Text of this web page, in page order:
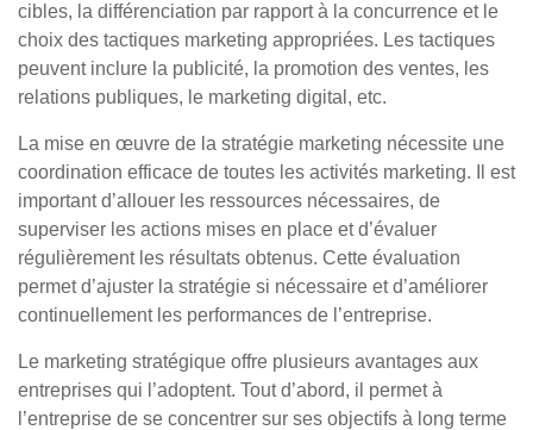
cibles, la différenciation par rapport à la concurrence et le
choix des tactiques marketing appropriées. Les tactiques
peuvent inclure la publicité, la promotion des ventes, les
relations publiques, le marketing digital, etc.
La mise en œuvre de la stratégie marketing nécessite une
coordination efficace de toutes les activités marketing. Il est
important d’allouer les ressources nécessaires, de
superviser les actions mises en place et d’évaluer
régulièrement les résultats obtenus. Cette évaluation
permet d’ajuster la stratégie si nécessaire et d’améliorer
continuellement les performances de l’entreprise.
Le marketing stratégique offre plusieurs avantages aux
entreprises qui l’adoptent. Tout d’abord, il permet à
l’entreprise de se concentrer sur ses objectifs à long terme